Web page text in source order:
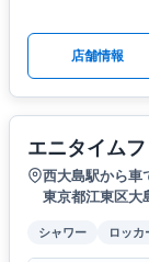
店舗情報
エニタイム
西大島駅から車
東京都江東区
シャワー ロッカ